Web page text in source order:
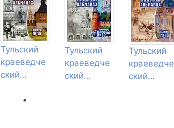
Тульский
краеведче
ский
Тульский
краеведче
ский
Тульский
краеведче
ский